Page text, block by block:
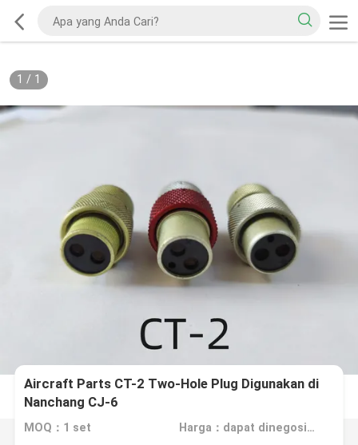
1 / 1
Aircraft Parts CT-2 Two-Hole Plug Digunakan di
Nanchang CJ-6
MOQ：1 set Harga：dapat dinegosiasikan